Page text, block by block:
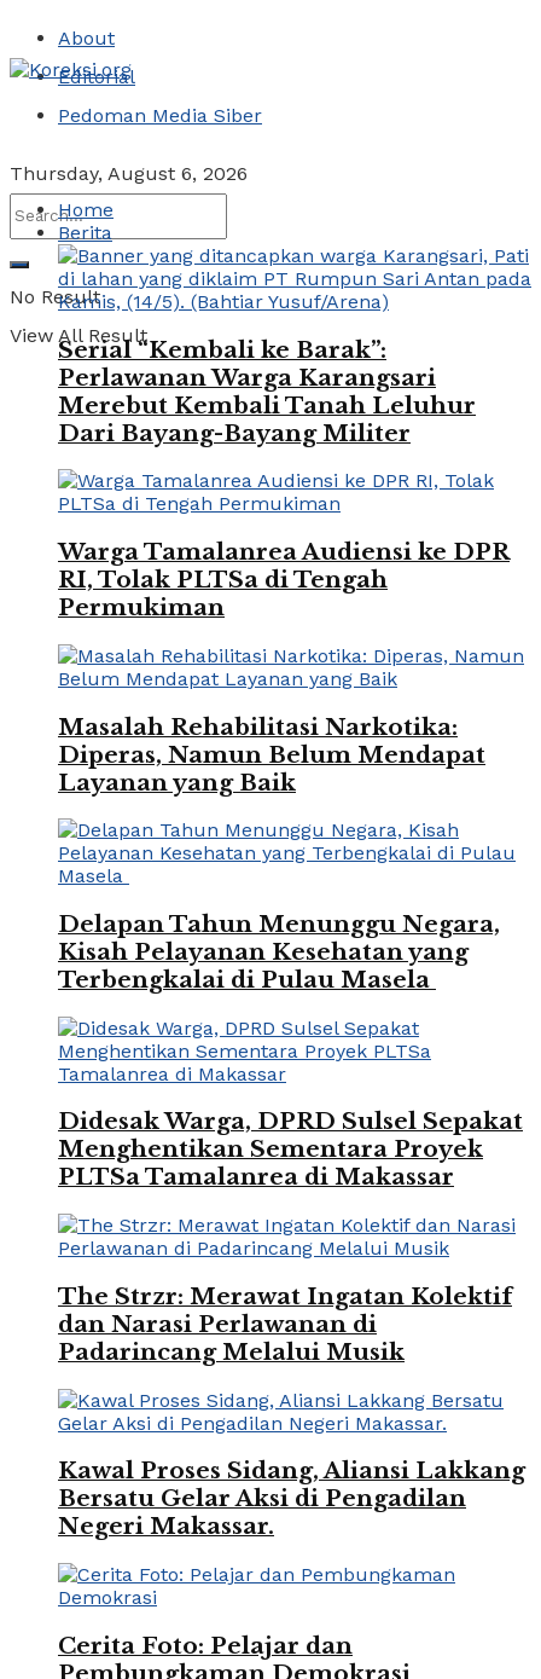
About
Editorial
Pedoman Media Siber
Thursday, August 6, 2026
No Result
View All Result
Home
Berita
Serial “Kembali ke Barak”:
Perlawanan Warga Karangsari
Merebut Kembali Tanah Leluhur
Dari Bayang-Bayang Militer
Warga Tamalanrea Audiensi ke DPR
RI, Tolak PLTSa di Tengah
Permukiman
Masalah Rehabilitasi Narkotika:
Diperas, Namun Belum Mendapat
Layanan yang Baik
Delapan Tahun Menunggu Negara,
Kisah Pelayanan Kesehatan yang
Terbengkalai di Pulau Masela
Didesak Warga, DPRD Sulsel Sepakat
Menghentikan Sementara Proyek
PLTSa Tamalanrea di Makassar
The Strzr: Merawat Ingatan Kolektif
dan Narasi Perlawanan di
Padarincang Melalui Musik
Kawal Proses Sidang, Aliansi Lakkang
Bersatu Gelar Aksi di Pengadilan
Negeri Makassar.
Cerita Foto: Pelajar dan
Pembungkaman Demokrasi